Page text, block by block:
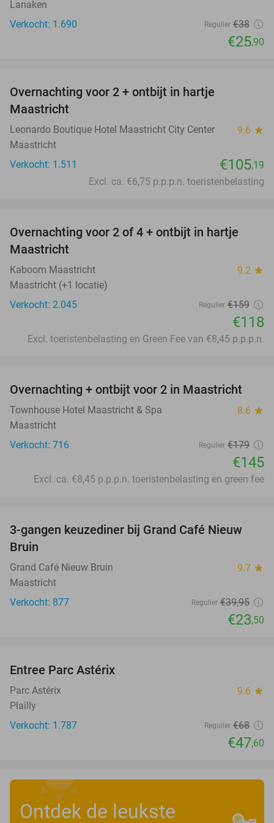
Lanaken
Verkocht: 1.690
Regulier €38
€25,90
Overnachting voor 2 + ontbijt in hartje
Maastricht
Leonardo Boutique Hotel Maastricht City Center 9.6 star
Maastricht
Verkocht: 1.511
€105,19
Excl. ca. €6,75 p.p.p.n. toeristenbelasting
26%
Overnachting voor 2 of 4 + ontbijt in hartje
Maastricht
Kaboom Maastricht 9.2 star
Maastricht (+1 locatie)
Verkocht: 2.045
Regulier €159
€118
Excl. toeristenbelasting en Green Fee van €8,45 p.p.p.n.
19%
Overnachting + ontbijt voor 2 in Maastricht
Townhouse Hotel Maastricht & Spa 8.6 star
Maastricht
Verkocht: 716
Regulier €179
€145
Excl. ca. €8,45 p.p.p.n. toeristenbelasting en green fee
41%
3-gangen keuzediner bij Grand Café Nieuw
Bruin
Grand Café Nieuw Bruin 9.7 star
Maastricht
Verkocht: 877
Regulier €39,95
€23,50
Entree Parc Astérix
Parc Astérix 9.6 star
Plailly
Verkocht: 1.787
Regulier €68
€47,60
Ontdek de leukste